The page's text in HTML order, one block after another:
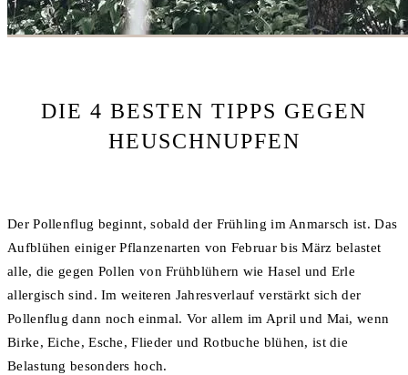
DIE 4 BESTEN TIPPS GEGEN
HEUSCHNUPFEN
Der Pollenflug beginnt, sobald der Frühling im Anmarsch ist. Das
Aufblühen einiger Pflanzenarten von Februar bis März belastet
alle, die gegen Pollen von Frühblühern wie Hasel und Erle
allergisch sind. Im weiteren Jahresverlauf verstärkt sich der
Pollenflug dann noch einmal. Vor allem im April und Mai, wenn
Birke, Eiche, Esche, Flieder und Rotbuche blühen, ist die
Belastung besonders hoch.